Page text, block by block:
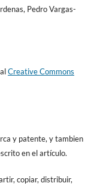
Pedro Vargas-
Creative Commons
y patente, y tambien
en el artículo.
copiar, distribuir,